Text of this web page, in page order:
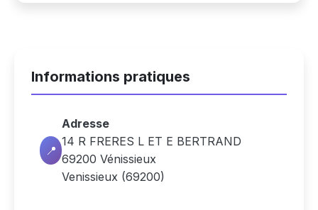
Informations pratiques
📍
Adresse
14 R FRERES L ET E BERTRAND
69200 Vénissieux
Venissieux (69200)